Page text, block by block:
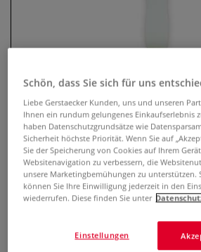
Royal & Langnickel
SG4000
Rund
0 Bewertungen
Vielseitiger Synthetikpinsel mit
und formstabilem Pinselkopf – ideal für
Schön, dass Sie sich für uns
Liebe Gerstaecker Kunden, uns und unseren
Ihnen ein rundum gelungenes Einkaufserlebnis
haben Datenschutzgrundsätze wie
Sicherheit höchste Priorität. Wenn Sie auf
Sie der Speicherung von Cookies auf Ihrem
Websitenavigation zu verbessern, die
unsere Marketingbemühungen zu unterstützen.
können Sie Ihre Einwilligung jederzeit in den
wiederrufen. Diese finden Sie unter
Einstellungen